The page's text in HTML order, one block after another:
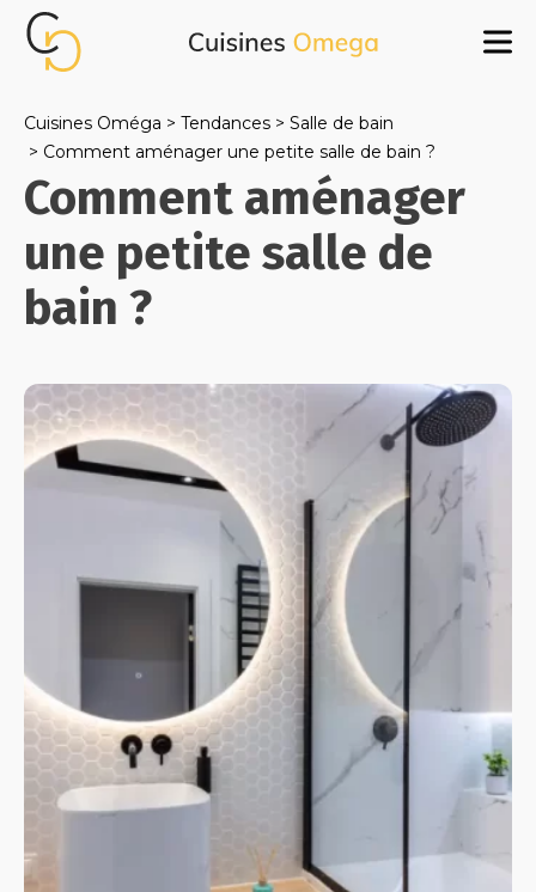
Cuisines Oméga Tendances
Salle de bain
Comment aménager une petite salle de bain ?
Comment aménager
une petite salle de
bain ?